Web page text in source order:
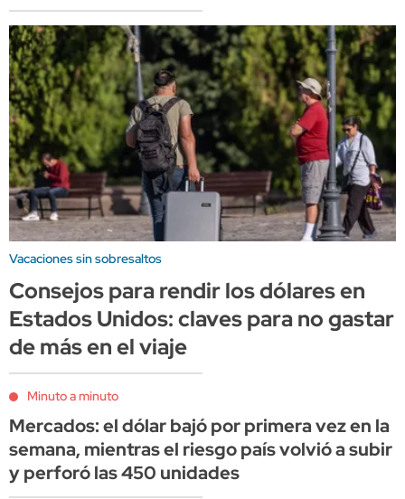
Vacaciones sin sobresaltos
Consejos para rendir los dólares en
Estados Unidos: claves para no gastar
de más en el viaje
Minuto a minuto
Mercados: el dólar bajó por primera vez en la
semana, mientras el riesgo país volvió a subir
y perforó las 450 unidades